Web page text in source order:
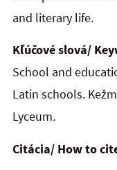
and literary life.
Kľúčové slová/
School and
Latin schools.
Lyceum.
Citácia/ How to